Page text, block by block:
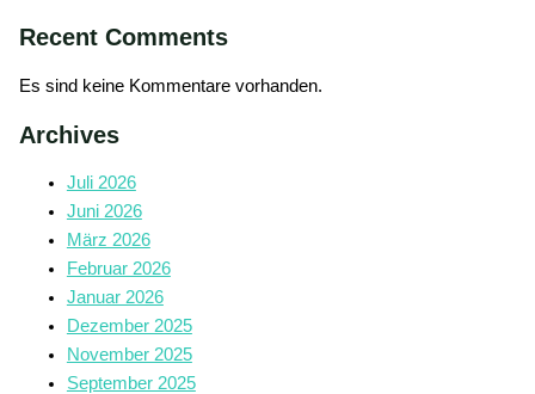
Recent Comments
Es sind keine Kommentare vorhanden.
Archives
Juli 2026
Juni 2026
März 2026
Februar 2026
Januar 2026
Dezember 2025
November 2025
September 2025